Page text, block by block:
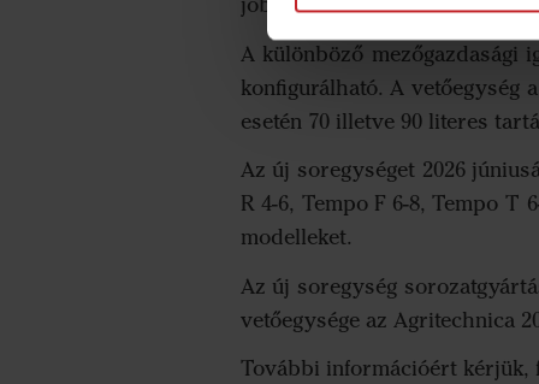
A különböző mezőgazdasági
konfigurálható. A vetőegység
esetén 70 illetve 90 literes
Az új soregységet 2026
R 4-6, Tempo F 6-8, Tempo T
modelleket.
Az új soregység
vetőegysége az Agritechnica
További információért kérjük,